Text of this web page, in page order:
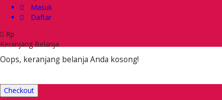
Masuk
Daftar
Rp
Keranjang Belanja
Oops, keranjang belanja Anda kosong!
Checkout